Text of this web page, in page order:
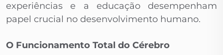
experiências e a educação desempenham
papel crucial no desenvolvimento humano.
O Funcionamento Total do Cérebro